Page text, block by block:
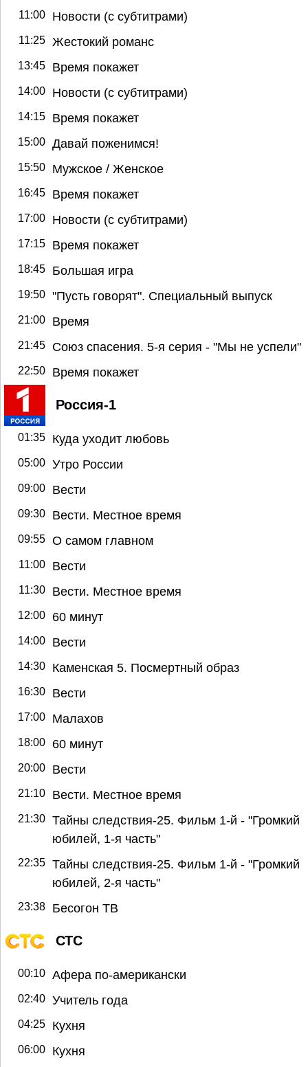
11:00 Новости (с субтитрами)
11:25 Жестокий романс
13:45 Время покажет
14:00 Новости (с субтитрами)
14:15 Время покажет
15:00 Давай поженимся!
15:50 Мужское / Женское
16:45 Время покажет
17:00 Новости (с субтитрами)
17:15 Время покажет
18:45 Большая игра
19:50 "Пусть говорят". Специальный выпуск
21:00 Время
21:45 Союз спасения. 5-я серия - "Мы не успели"
22:50 Время покажет
Россия-1
01:35 Куда уходит любовь
05:00 Утро России
09:00 Вести
09:30 Вести. Местное время
09:55 О самом главном
11:00 Вести
11:30 Вести. Местное время
12:00 60 минут
14:00 Вести
14:30 Каменская 5. Посмертный образ
16:30 Вести
17:00 Малахов
18:00 60 минут
20:00 Вести
21:10 Вести. Местное время
21:30 Тайны следствия-25. Фильм 1-й - "Громкий
юбилей, 1-я часть"
22:35 Тайны следствия-25. Фильм 1-й - "Громкий
юбилей, 2-я часть"
23:38 Бесогон ТВ
СТС
00:10 Афера по-американски
02:40 Учитель года
04:25 Кухня
06:00 Кухня